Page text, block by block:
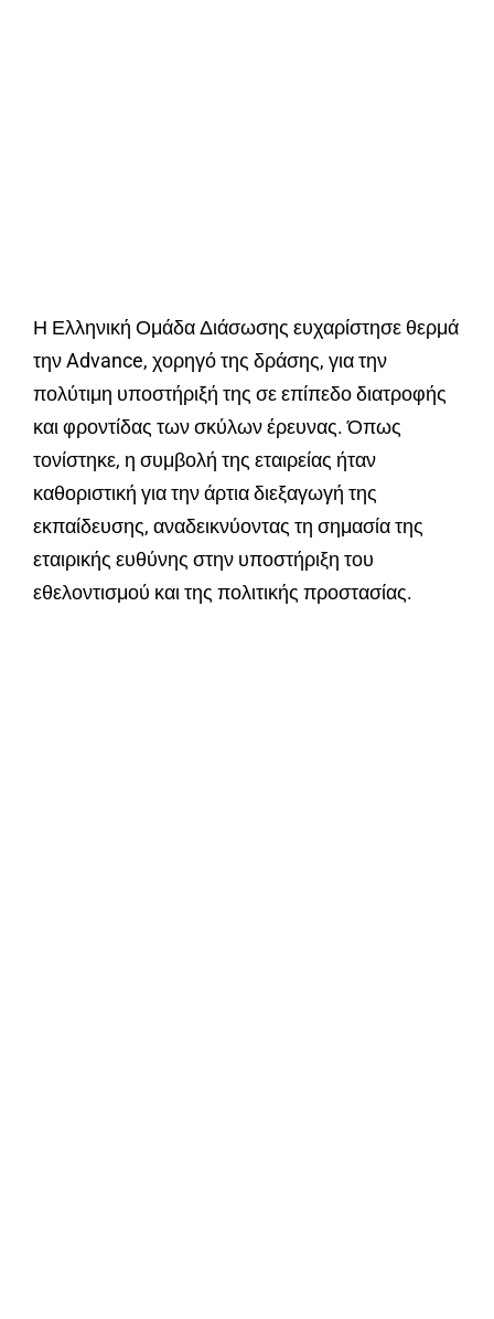
Η Ελληνική Ομάδα Διάσωσης ευχαρίστησε θερμά
την Advance, χορηγό της δράσης, για την
πολύτιμη υποστήριξή της σε επίπεδο διατροφής
και φροντίδας των σκύλων έρευνας. Όπως
τονίστηκε, η συμβολή της εταιρείας ήταν
καθοριστική για την άρτια διεξαγωγή της
εκπαίδευσης, αναδεικνύοντας τη σημασία της
εταιρικής ευθύνης στην υποστήριξη του
εθελοντισμού και της πολιτικής προστασίας.